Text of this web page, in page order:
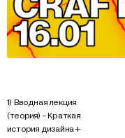
1) Вводная лекция
(теория) - Краткая
история дизайна +